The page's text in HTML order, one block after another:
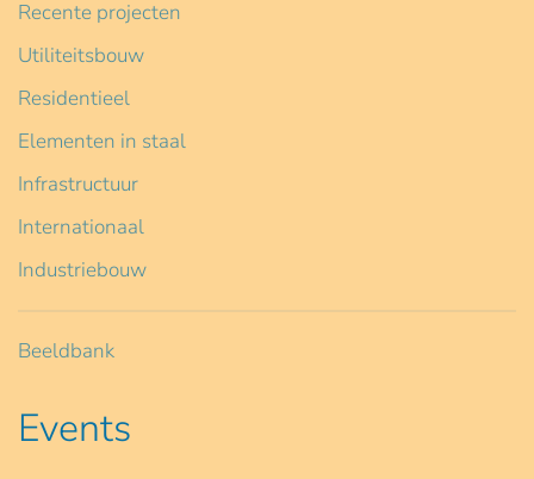
Recente projecten
Utiliteitsbouw
Residentieel
Elementen in staal
Infrastructuur
Internationaal
Industriebouw
Beeldbank
Events